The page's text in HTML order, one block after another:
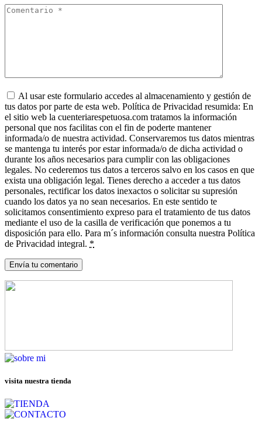
Al usar este formulario accedes al almacenamiento y gestión de
tus datos por parte de esta web. Política de Privacidad resumida: En
el sitio web la cuenteriarespetuosa.com tratamos la información
personal que nos facilitas con el fin de poderte mantener
informada/o de nuestra actividad. Conservaremos tus datos mientras
se mantenga tu interés por estar informada/o de dicha actividad o
durante los años necesarios para cumplir con las obligaciones
legales. No cederemos tus datos a terceros salvo en los casos en que
exista una obligación legal. Tienes derecho a acceder a tus datos
personales, rectificar los datos inexactos o solicitar su supresión
cuando los datos ya no sean necesarios. En este sentido te
solicitamos consentimiento expreso para el tratamiento de tus datos
mediante el uso de la casilla de verificación que ponemos a tu
disposición para ello. Para m´s información consulta nuestra Política
de Privacidad integral. *
visita nuestra tienda